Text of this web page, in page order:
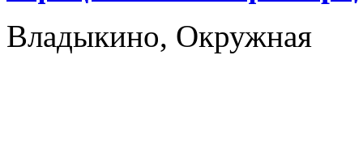
Владыкино, Окружная